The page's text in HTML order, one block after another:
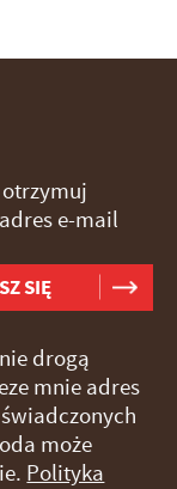
e-mail
drogą
mnie adres
może
Polityka